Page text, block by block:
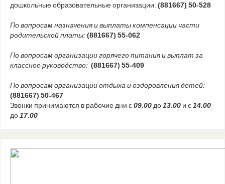
дошкольные образовательные организации: (881667) 50-528
По вопросам назначения и выплаты компенсации части
родительской платы:(881667) 55-062
По вопросам организации горячего питания и выплат за
классное руководство:(881667) 55-409
По вопросам организации отдыха и оздоровления детей:
(881667) 50-467
Звонки принимаются в рабочие дни с09.00до13.00и с14.00
до17.00